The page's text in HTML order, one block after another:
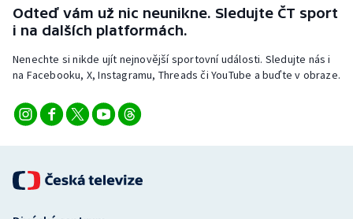
Odteď vám už nic neunikne. Sledujte ČT sport
i na dalších platformách.
Nenechte si nikde ujít nejnovější sportovní události. Sledujte nás i
na Facebooku, X, Instagramu, Threads či YouTube a buďte v obraze.